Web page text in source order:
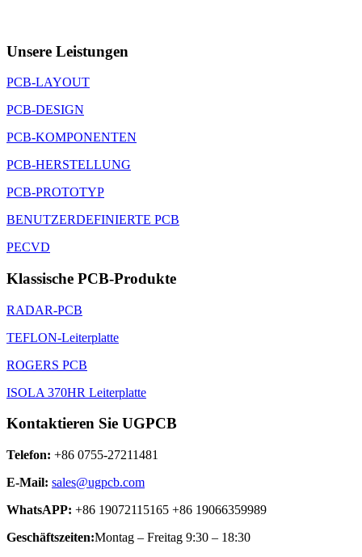
Unsere Leistungen
PCB-LAYOUT
PCB-DESIGN
PCB-KOMPONENTEN
PCB-HERSTELLUNG
PCB-PROTOTYP
BENUTZERDEFINIERTE PCB
PECVD
Klassische PCB-Produkte
RADAR-PCB
TEFLON-Leiterplatte
ROGERS PCB
ISOLA 370HR Leiterplatte
Kontaktieren Sie UGPCB
Telefon: +86 0755-27211481
E-Mail: sales@ugpcb.com
WhatsAPP: +86 19072115165 +86 19066359989
Geschäftszeiten:Montag – Freitag 9:30 – 18:30